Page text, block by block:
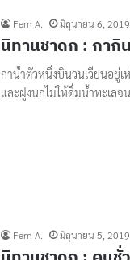
Fern A. มิถุนายน 6, 2019
นิทานชาดก : กากิ
กาน้ำตัวหนึ่งบินวนเวียนอยู่
และฝูงนกไม่ให้ดื่มน้ำทะเลจ
Fern A. มิถุนายน 5, 2019